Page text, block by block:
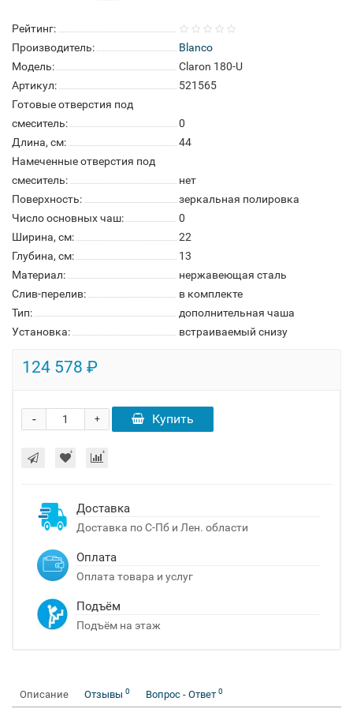
Рейтинг:
Производитель:
Blanco
Модель:
Claron 180-U
Артикул:
521565
Готовые отверстия под
смеситель:
0
Длина, см:
44
Намеченные отверстия под
смеситель:
нет
Поверхность:
зеркальная полировка
Число основных чаш:
0
Ширина, см:
22
Глубина, см:
13
Материал:
нержавеющая сталь
Слив-перелив:
в комплекте
Тип:
дополнительная чаша
Установка:
встраиваемый снизу
124 578 ₽
+
- Купить
Доставка
Доставка по С-Пб и Лен. области
Оплата
Оплата товара и услуг
Подъём
Подъём на этаж
Описание Отзывы 0 Вопрос - Ответ 0